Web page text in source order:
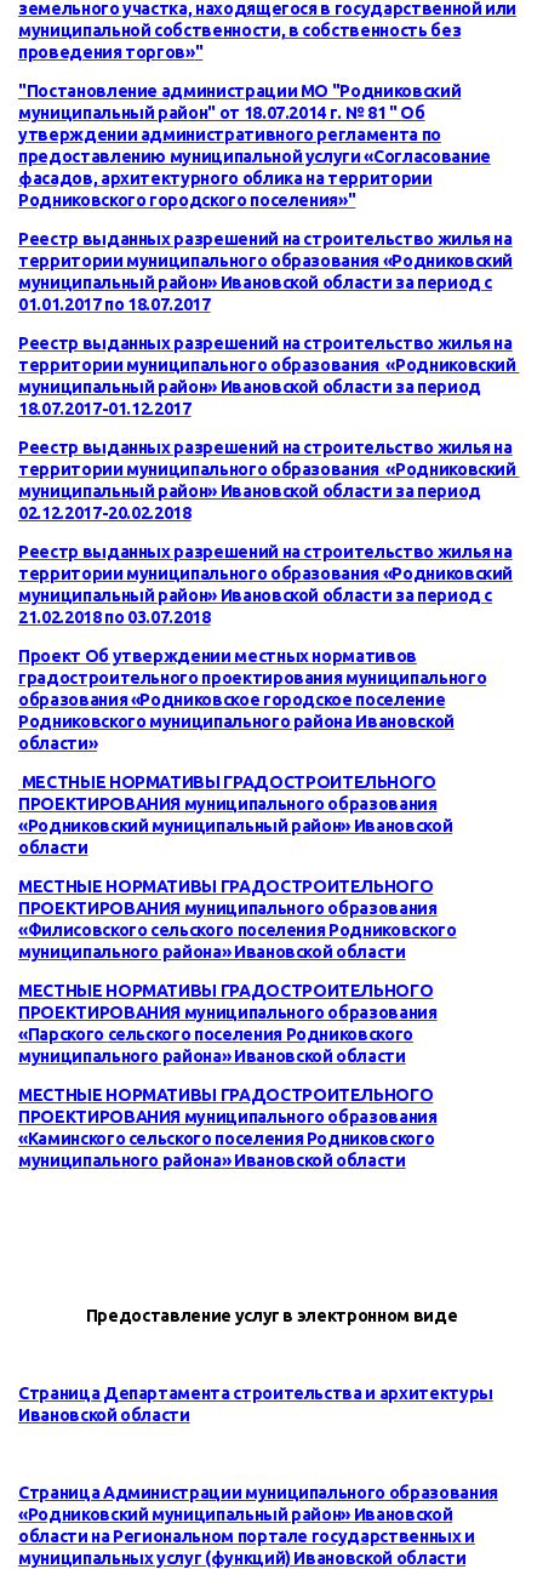
земельного участка, находящегося в государственной или
муниципальной собственности, в собственность без
проведения торгов»"
"Постановление администрации МО "Родниковский
муниципальный район" от 18.07.2014 г. № 81 " Об
утверждении административного регламента по
предоставлению муниципальной услуги «Согласование
фасадов, архитектурного облика на территории
Родниковского городского поселения»"
Реестр выданных разрешений на строительство жилья на
территории муниципального образования «Родниковский
муниципальный район» Ивановской области за период с
01.01.2017 по 18.07.2017
Реестр выданных разрешений на строительство жилья на
территории муниципального образования «Родниковский
муниципальный район» Ивановской области за период
18.07.2017-01.12.2017
Реестр выданных разрешений на строительство жилья на
территории муниципального образования «Родниковский
муниципальный район» Ивановской области за период
02.12.2017-20.02.2018
Реестр выданных разрешений на строительство жилья на
территории муниципального образования «Родниковский
муниципальный район» Ивановской области за период с
21.02.2018 по 03.07.2018
Проект Об утверждении местных нормативов
градостроительного проектирования муниципального
образования «Родниковское городское поселение
Родниковского муниципального района Ивановской
области»
МЕСТНЫЕ НОРМАТИВЫ ГРАДОСТРОИТЕЛЬНОГО
ПРОЕКТИРОВАНИЯ муниципального образования
«Родниковский муниципальный район» Ивановской
области
МЕСТНЫЕ НОРМАТИВЫ ГРАДОСТРОИТЕЛЬНОГО
ПРОЕКТИРОВАНИЯ муниципального образования
«Филисовского сельского поселения Родниковского
муниципального района» Ивановской области
МЕСТНЫЕ НОРМАТИВЫ ГРАДОСТРОИТЕЛЬНОГО
ПРОЕКТИРОВАНИЯ муниципального образования
«Парского сельского поселения Родниковского
муниципального района» Ивановской области
МЕСТНЫЕ НОРМАТИВЫ ГРАДОСТРОИТЕЛЬНОГО
ПРОЕКТИРОВАНИЯ муниципального образования
«Каминского сельского поселения Родниковского
муниципального района» Ивановской области
Предоставление услуг в электронном виде
Страница Департамента строительства и архитектуры
Ивановской области
Страница Администрации муниципального образования
«Родниковский муниципальный район» Ивановской
области на Региональном портале государственных и
муниципальных услуг (функций) Ивановской области